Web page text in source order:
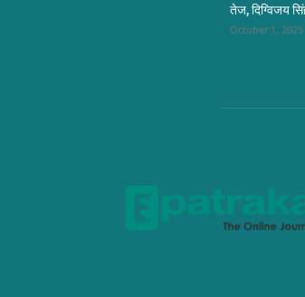
तेज, दिग्विजय
October 1, 2025